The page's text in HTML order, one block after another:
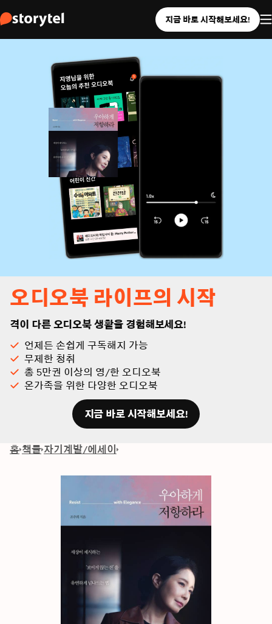
지금 바로 시작해보세요!
오디오북 라이프의 시작
격이 다른 오디오북 생활을 경험해보세요!
언제든 손쉽게 구독해지 가능
무제한 청취
총 5만권 이상의 영/한 오디오북
온가족을 위한 다양한 오디오북
지금 바로 시작해보세요!
홈 책들 자기계발/에세이